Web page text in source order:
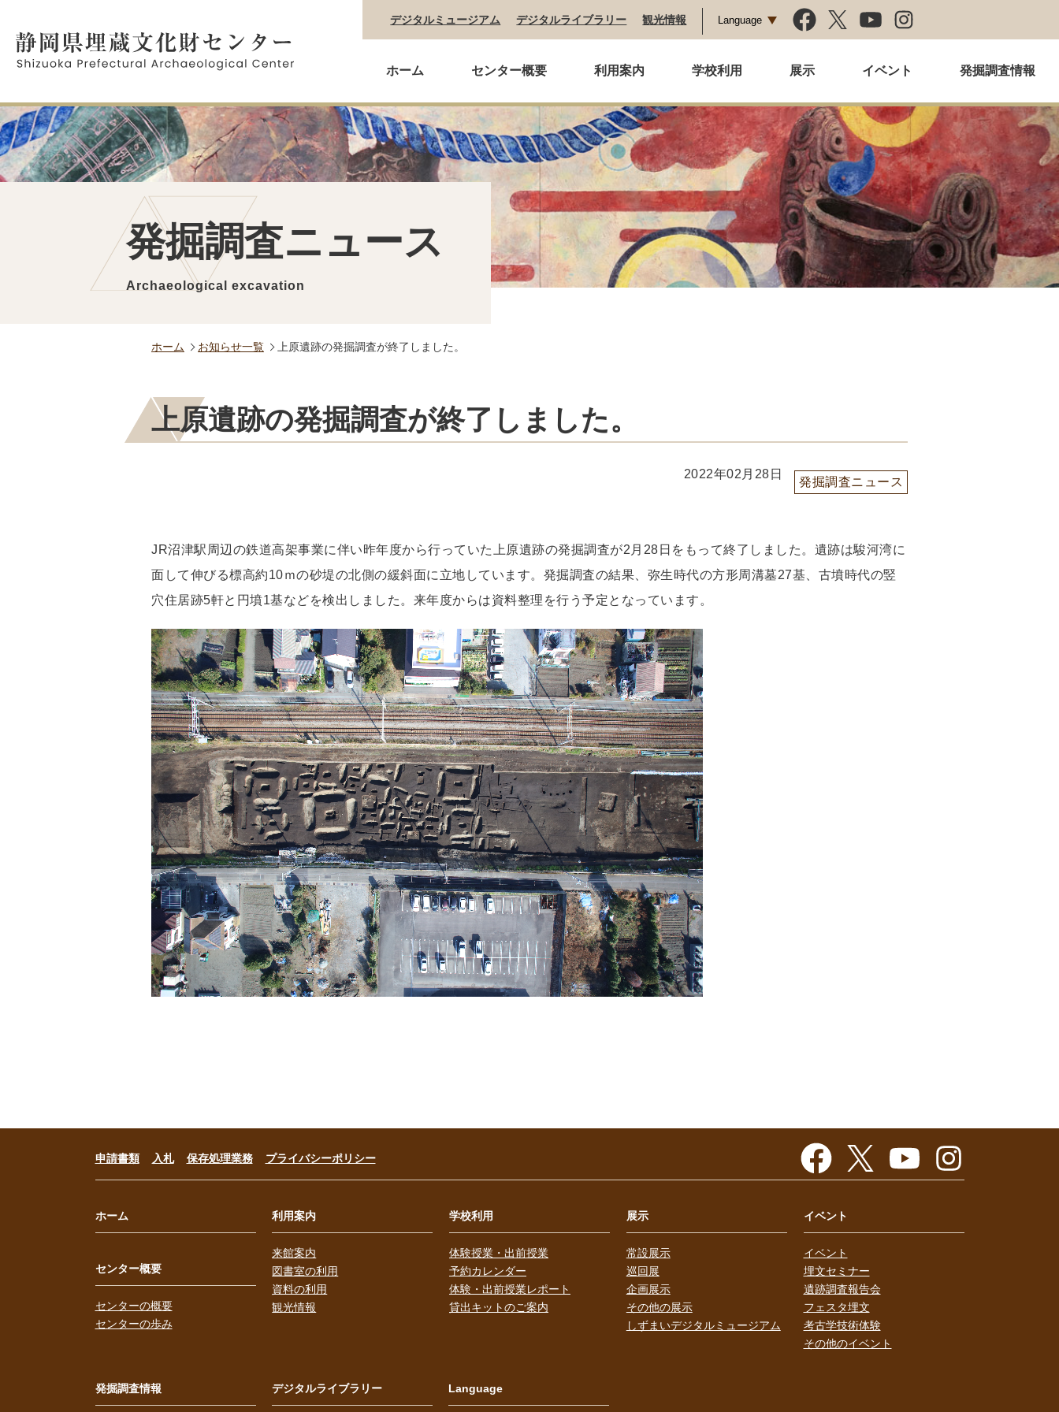
デジタルミュージアム デジタルライブラリー 観光情報 Language
ホーム センター概要 利用案内 学校利用 展示 イベント 発掘調査情報
発掘調査ニュース
Archaeological excavation
ホーム お知らせ一覧 上原遺跡の発掘調査が終了しました。
上原遺跡の発掘調査が終了しました。
2022年02月28日
発掘調査ニュース
JR沼津駅周辺の鉄道高架事業に伴い昨年度から行っていた上原遺跡の発掘調査が2月28日をもって終了しました。遺跡は駿河湾に
面して伸びる標高約10ｍの砂堤の北側の緩斜面に立地しています。発掘調査の結果、弥生時代の方形周溝墓27基、古墳時代の竪
穴住居跡5軒と円墳1基などを検出しました。来年度からは資料整理を行う予定となっています。
申請書類 入札 保存処理業務 プライバシーポリシー
ホーム
センター概要
センターの概要
センターの歩み
利用案内
来館案内
図書室の利用
資料の利用
観光情報
学校利用
体験授業・出前授業
予約カレンダー
体験・出前授業レポート
貸出キットのご案内
展示
常設展示
巡回展
企画展示
その他の展示
しずまいデジタルミュージアム
イベント
イベント
埋文セミナー
遺跡調査報告会
フェスタ埋文
考古学技術体験
その他のイベント
発掘調査情報 デジタルライブラリー Language